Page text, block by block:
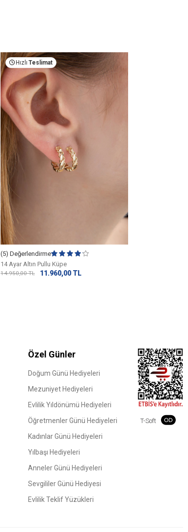
Hızlı Teslimat
(5) Değerlendirme
14 Ayar Altın Pullu Küpe
14.950,00TL 11.960,00 TL
Özel Günler
Doğum Günü Hediyeleri
Mezuniyet Hediyeleri
Evlilik Yıldönümü Hediyeleri
Öğretmenler Günü Hediyeleri
Kadınlar Günü Hediyeleri
Yılbaşı Hediyeleri
Anneler Günü Hediyeleri
Sevgililer Günü Hediyesi
Evlilik Teklif Yüzükleri
T-Soft